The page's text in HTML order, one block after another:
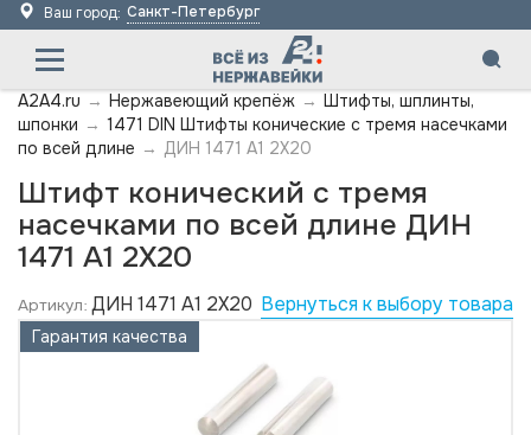
Ваш город: Санкт-Петербург
A2A4.ru → Нержавеющий крепёж → Штифты, шплинты,
шпонки → 1471 DIN Штифты конические с тремя насечками
по всей длине → ДИН 1471 А1 2X20
Штифт конический с тремя
насечками по всей длине ДИН
1471 А1 2X20
Артикул: ДИН 1471 А1 2X20 Вернуться к выбору товара
Гарантия качества